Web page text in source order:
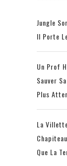
Jungle
Il Porte
Un Prof
Sauver
Plus
La
Que La